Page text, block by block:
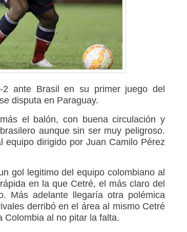
2 ante Brasil en su primer juego del
disputa en Paraguay.
el balón, con buena circulación y
aunque sin ser muy peligroso.
equipo dirigido por Juan Camilo Pérez
gol legitimo del equipo colombiano al
en la que Cetré, el más claro del
Más adelante llegaría otra polémica
derribó en el área al mismo Cetré
Colombia al no pitar la falta.